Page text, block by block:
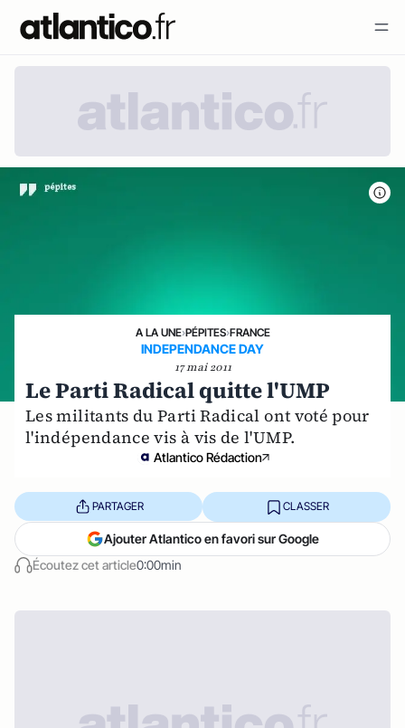
A LA UNE›PÉPITES›FRANCE
INDEPENDANCE DAY
17 mai 2011
Le Parti Radical quitte l'UMP
Les militants du Parti Radical ont voté pour
l'indépendance vis à vis de l'UMP.
Atlantico Rédaction
Écoutez cet article0:00min
PARTAGER CLASSER
Ajouter Atlantico en favori sur Google